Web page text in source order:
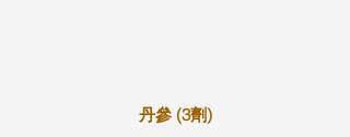
丹參 (3劑)